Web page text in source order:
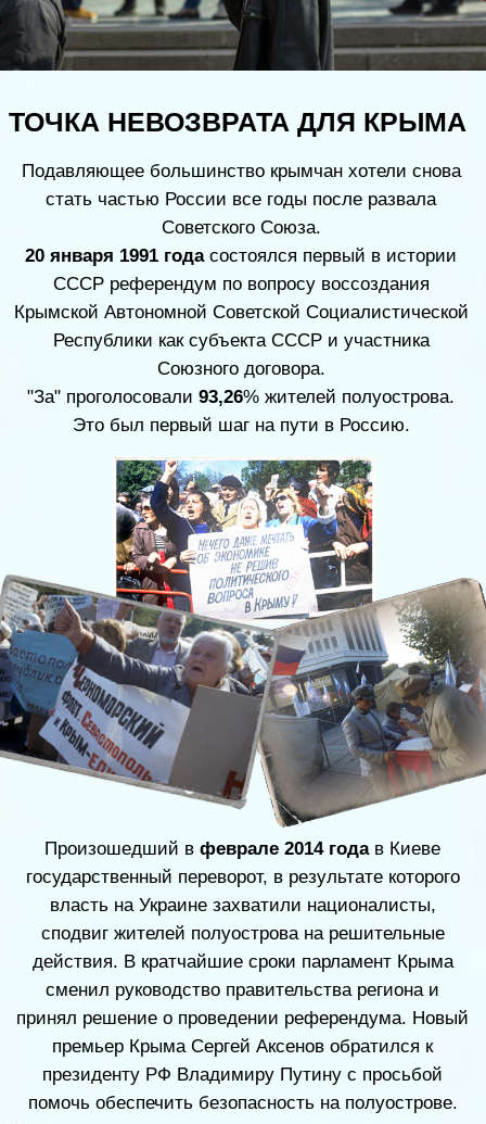
Произошедший в феврале 2014 года в Киеве
государственный переворот, в результате которого
власть на Украине захватили националисты,
сподвиг жителей полуострова на решительные
сменил руководство правительства региона и
принял решение о проведении референдума. Новый
премьер Крыма Сергей Аксенов обратился к
президенту РФ Владимиру Путину с просьбой
помочь обеспечить безопасность на полуострове.
Нависшую над крымчанами угрозу физического
уничтожения осознавало и российское руководство.
Уже27 февраля, на следующий день после
массовых столкновений у стен Верховного совета
Крыма, здания парламента и правительства
республики взяли под охрану
"вежливые люди"–
российские военнослужащие Сил специальных
операций. Они помогли местному ополчению и
подготовке и проведении референдума.